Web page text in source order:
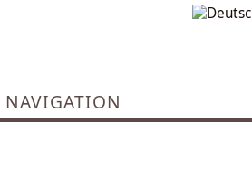
NAVIGATION